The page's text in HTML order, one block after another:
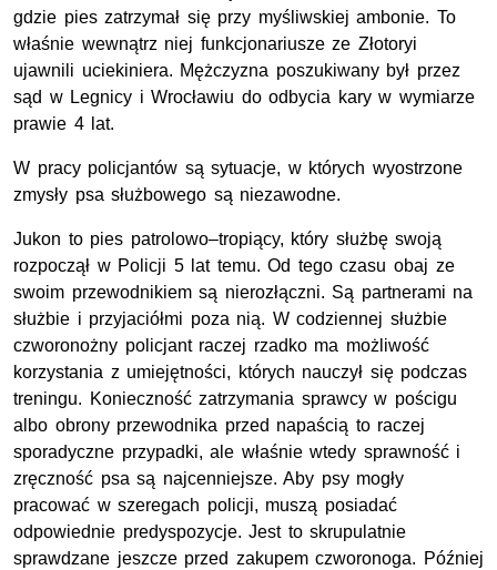
gdzie pies zatrzymał się przy myśliwskiej ambonie. To
właśnie wewnątrz niej funkcjonariusze ze Złotoryi
ujawnili uciekiniera. Mężczyzna poszukiwany był przez
sąd w Legnicy i Wrocławiu do odbycia kary w wymiarze
prawie 4 lat.
W pracy policjantów są sytuacje, w których wyostrzone
zmysły psa służbowego są niezawodne.
Jukon to pies patrolowo–tropiący, który służbę swoją
rozpoczął w Policji 5 lat temu. Od tego czasu obaj ze
swoim przewodnikiem są nierozłączni. Są partnerami na
służbie i przyjaciółmi poza nią. W codziennej służbie
czworonożny policjant raczej rzadko ma możliwość
korzystania z umiejętności, których nauczył się podczas
treningu. Konieczność zatrzymania sprawcy w pościgu
albo obrony przewodnika przed napaścią to raczej
sporadyczne przypadki, ale właśnie wtedy sprawność i
zręczność psa są najcenniejsze. Aby psy mogły
pracować w szeregach policji, muszą posiadać
odpowiednie predyspozycje. Jest to skrupulatnie
sprawdzane jeszcze przed zakupem czworonoga. Później